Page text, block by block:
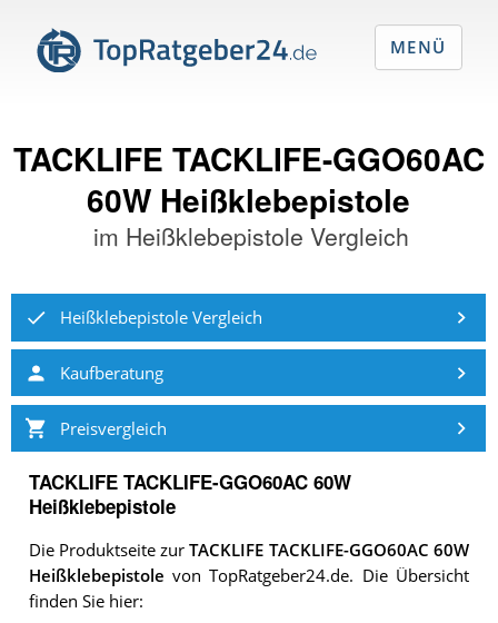
TACKLIFE TACKLIFE-GGO60AC
60W Heißklebepistole
im Heißklebepistole Vergleich
Heißklebepistole Vergleich
Kaufberatung
Preisvergleich
TACKLIFE TACKLIFE-GGO60AC 60W
Heißklebepistole
Die Produktseite zurTACKLIFE TACKLIFE-GGO60AC 60W
Heißklebepistole von TopRatgeber24.de. Die Übersicht
finden Sie hier:
MENÜ